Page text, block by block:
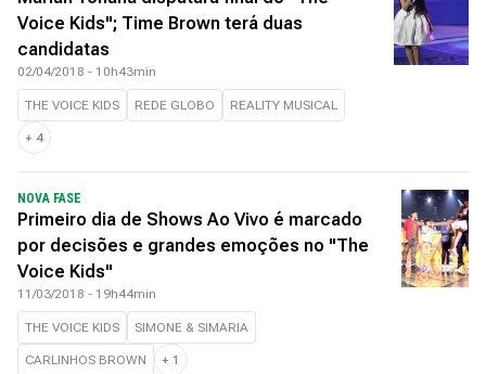
Voice Kids"; Time Brown terá duas
candidatas
02/04/2018 - 10h43min
THE VOICE KIDS REDE GLOBO REALITY MUSICAL
+ 4
NOVA FASE
Primeiro dia de Shows Ao Vivo é marcado
por decisões e grandes emoções no "The
Voice Kids"
11/03/2018 - 19h44min
THE VOICE KIDS SIMONE & SIMARIA
CARLINHOS BROWN + 1